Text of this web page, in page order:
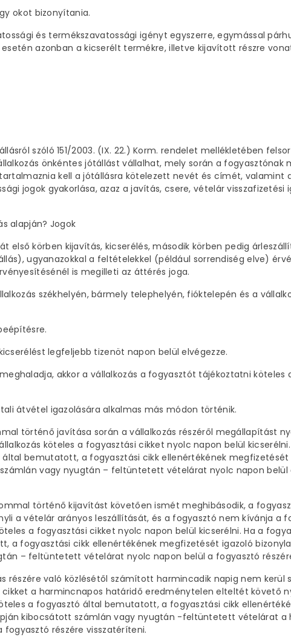
okot bizonyítania.
és termékszavatossági igényt egyszerre, egymással
azonban a kicserélt termékre, illetve kijavított részre
szóló 151/2003. (IX. 22.) Korm. rendelet mellékletében
önkéntes jótállást vállalhat, mely során a fogyasztónak
kell a jótállásra kötelezett nevét és címét, valamint
jogok gyakorlása, azaz a javítás, csere, vételár
alapján? Jogok
körben kijavítás, kicserélés, második körben pedig
ugyanazokkal a feltételekkel (például sorrendiség elve)
is megilleti az áttérés joga.
székhelyén, bármely telephelyén, fióktelepén és a
legfeljebb tizenöt napon belül elvégezze.
akkor a vállalkozás a fogyasztót tájékoztatni köteles
átvétel igazolására alkalmas más módon történik.
történő javítása során a vállalkozás részéről megállapítást
köteles a fogyasztási cikket nyolc napon belül
bemutatott, a fogyasztási cikk ellenértékének
vagy nyugtán – feltüntetett vételárat nyolc napon belül
történő kijavítást követően ismét meghibásodik, a
a vételár arányos leszállítását, és a fogyasztó nem kívánja a
a fogyasztási cikket nyolc napon belül kicserélni. Ha a
a fogyasztási cikk ellenértékének megfizetését igazoló
– feltüntetett vételárat nyolc napon belül a fogyasztó
részére való közlésétől számított harmincadik napig nem kerül
a harmincnapos határidő eredménytelen elteltét követő
a fogyasztó által bemutatott, a fogyasztási cikk
kibocsátott számlán vagy nyugtán -feltüntetett vételárat a
részére visszatéríteni.